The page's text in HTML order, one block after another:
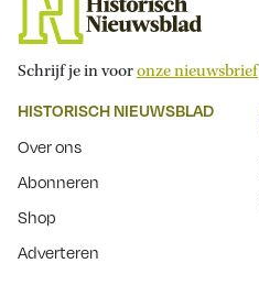
Schrijf je in vooronze nieuwsbrief
HISTORISCH NIEUWSBLAD
Over ons
Abonneren
Shop
Adverteren